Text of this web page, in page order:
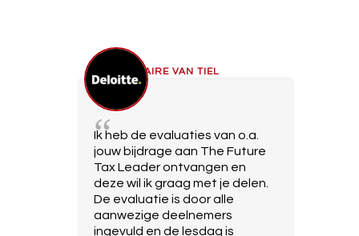
CLAIRE VAN TIEL
Ik heb de evaluaties van o.a.
jouw bijdrage aan The Future
Tax Leader ontvangen en
deze wil ik graag met je delen.
De evaluatie is door alle
aanwezige deelnemers
ingevuld en de lesdag is